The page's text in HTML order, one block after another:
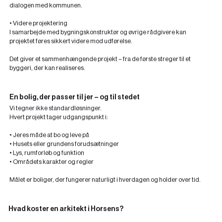
dialogen med kommunen.
• Videre projektering
I samarbejde med bygningskonstruktør og øvrige rådgivere kan
projektet føres sikkert videre mod udførelse.
Det giver et sammenhængende projekt – fra de første streger til et
byggeri, der kan realiseres.
En bolig, der passer til jer – og til stedet
Vi tegner ikke standardløsninger.
Hvert projekt tager udgangspunkt i:
• Jeres måde at bo og leve på
• Husets eller grundens forudsætninger
• Lys, rumforløb og funktion
• Områdets karakter og regler
Målet er boliger, der fungerer naturligt i hverdagen og holder over tid.
Hvad koster en arkitekt i Horsens?